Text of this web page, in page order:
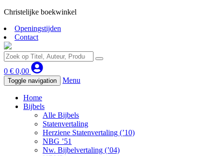
Christelijke boekwinkel
Openingstijden
Contact
0 € 0,00
Toggle navigation Menu
Home
Bijbels
Alle Bijbels
Statenvertaling
Herziene Statenvertaling (’10)
NBG ’51
Nw. Bijbelvertaling (’04)